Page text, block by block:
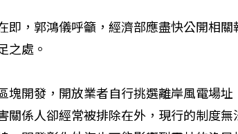
即，郭鴻儀呼籲，經濟部應盡快公開相
之處。
塊開發，開放業者自行挑選離岸風電場
關係人卻經常被排除在外，現行的制度無